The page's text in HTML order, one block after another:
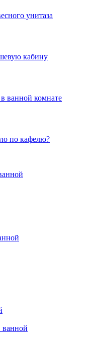
унитаза
кабину
ванной комнате
по кафелю?
ванной